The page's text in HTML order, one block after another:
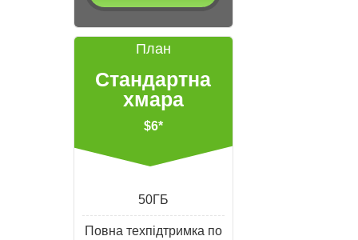
План
Стандартна
хмара
$6*
50ГБ
Повна техпідтримка по